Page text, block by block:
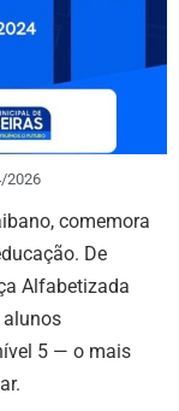
2026
comemora
De
Alfabetizada
alunos
5 — o mais